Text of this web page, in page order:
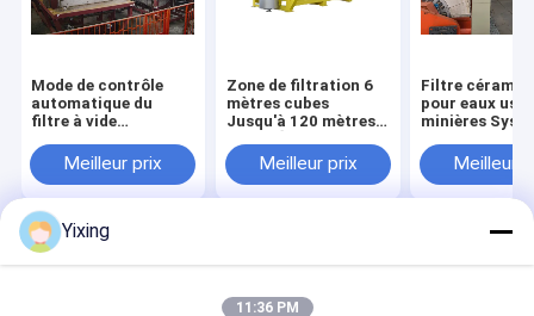
Mode de contrôle
automatique du
filtre à vide
développé pour
l'industrie minière
solutions de
filtration efficaces
Meilleur prix
Zone de filtration 6
mètres cubes
Jusqu'à 120 mètres
filtration sous vide
en céramique
Meilleur prix
Filtre
pour eaux
minières
sous vide
un filtrat clair
usées
Meilleur
nous
nous
Site
Plan du site
Privacy Policy
Yixing
11:36 PM